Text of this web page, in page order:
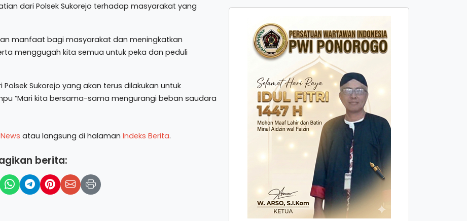
dari Polsek Sukorejo terhadap masyarakat yang
manfaat bagi masyarakat dan meningkatkan
menggugah kita semua untuk peka dan peduli
Sukorejo yang akan terus dilakukan untuk
“Mari kita bersama-sama mengurangi beban saudara
atau langsung di halaman Indeks Berita.
berita: